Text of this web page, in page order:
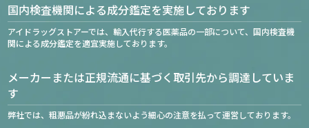
国内検査機関による成分鑑定を実施しております
アイドラッグストアーでは、輸入代行する医薬品の一部について、国内検査機
関による成分鑑定を適宜実施しております。
メーカーまたは正規流通に基づく取引先から調達していま
す
弊社では、粗悪品が紛れ込まないよう細心の注意を払って運営しております。